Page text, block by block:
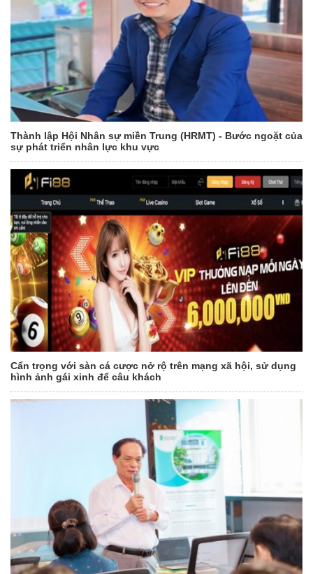
Thành lập Hội Nhân sự miền Trung (HRMT) - Bước ngoặt của
sự phát triển nhân lực khu vực
Cẩn trọng với sàn cá cược nở rộ trên mạng xã hội, sử dụng
hình ảnh gái xinh để câu khách